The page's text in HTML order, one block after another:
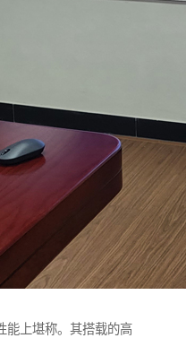
能上堪称。其搭载的高